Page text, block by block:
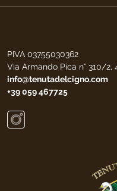
PIVA 03755030362
Via Armando Pica n° 310/2,
info@tenutadelcigno.com
+39 059 467725